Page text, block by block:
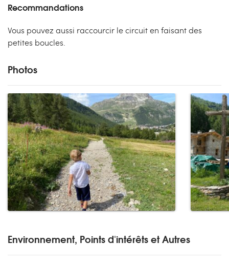
Recommandations
Vous pouvez aussi raccourcir le circuit en faisant des
petites boucles.
Photos
Environnement, Points d'intérêts et Autres